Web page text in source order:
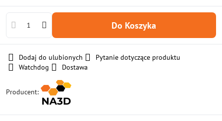
Do Koszyka
Dodaj do ulubionych
Pytanie dotyczące produktu
Watchdog
Dostawa
Producent: